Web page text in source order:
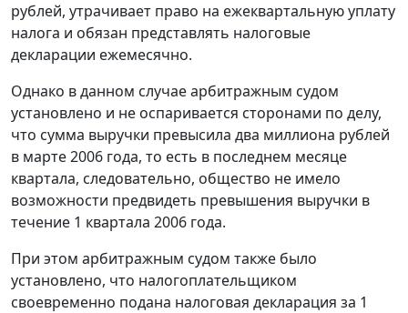
рублей, утрачивает право на ежеквартальную уплату
налога и обязан представлять налоговые
декларации ежемесячно.
Однако в данном случае арбитражным судом
установлено и не оспаривается сторонами по делу,
что сумма выручки превысила два миллиона рублей
в марте 2006 года, то есть в последнем месяце
квартала, следовательно, общество не имело
возможности предвидеть превышения выручки в
течение 1 квартала 2006 года.
При этом арбитражным судом также было
установлено, что налогоплательщиком
своевременно подана налоговая декларация за 1